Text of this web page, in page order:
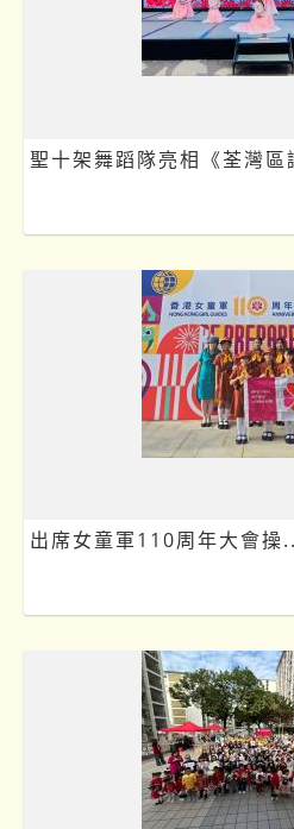
聖十架舞蹈隊亮相《荃灣區
出席女童軍110周年大會操